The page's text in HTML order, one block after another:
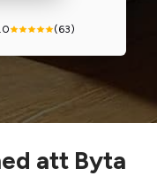
(63)
att Byta